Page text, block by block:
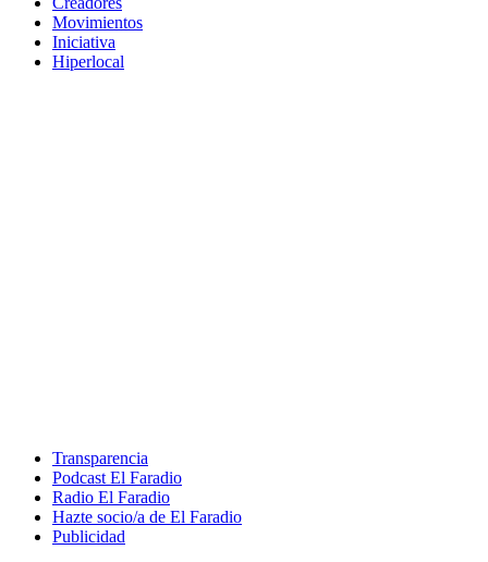
Movimientos
Iniciativa
Hiperlocal
Transparencia
Podcast El Faradio
Radio El Faradio
Hazte socio/a de El Faradio
Publicidad